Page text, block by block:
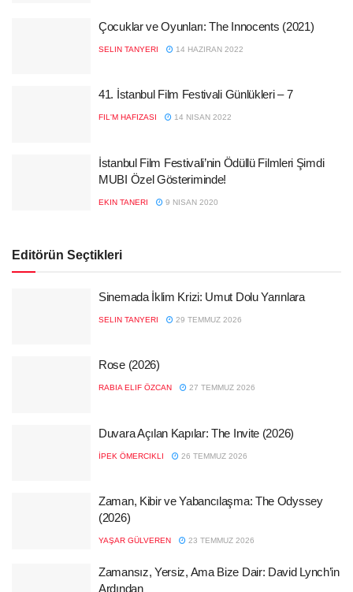
Çocuklar ve Oyunları: The Innocents (2021)
SELIN TANYERI 14 HAZIRAN 2022
41. İstanbul Film Festivali Günlükleri – 7
FIL'M HAFIZASI 14 NISAN 2022
İstanbul Film Festivali’nin Ödüllü Filmleri Şimdi
MUBI Özel Gösteriminde!
EKIN TANERI 9 NISAN 2020
Editörün Seçtikleri
Sinemada İklim Krizi: Umut Dolu Yarınlara
SELIN TANYERI 29 TEMMUZ 2026
Rose (2026)
RABIA ELIF ÖZCAN 27 TEMMUZ 2026
Duvara Açılan Kapılar: The Invite (2026)
İPEK ÖMERCIKLI 26 TEMMUZ 2026
Zaman, Kibir ve Yabancılaşma: The Odyssey
(2026)
YAŞAR GÜLVEREN 23 TEMMUZ 2026
Zamansız, Yersiz, Ama Bize Dair: David Lynch’in
Ardından